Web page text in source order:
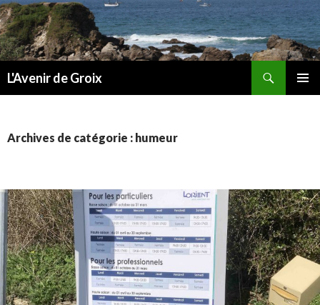
L'Avenir de Groix
Archives de catégorie : humeur